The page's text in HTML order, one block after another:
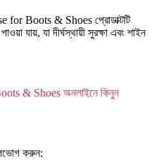
for Boots & Shoes প্রোডাক্টটি
যায়, যা দীর্ঘস্থায়ী সুরক্ষা এবং শাইন
& Shoes অনলাইনে কিনুন
করুন: